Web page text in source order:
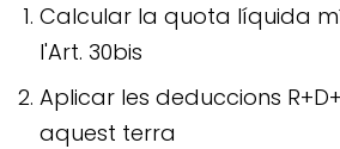
Calcular la quota líquida
l'Art. 30bis
Aplicar les deduccions
aquest terra